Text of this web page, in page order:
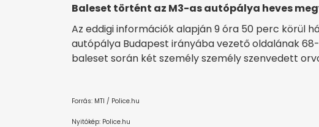
Baleset történt az M3-as autópálya heves
Az eddigi információk alapján 9 óra 50 perc körül
autópálya Budapest irányába vezető oldalának
baleset során két személy személy szenvedett
Forrás: MTI / Police.hu
Nyitókép: Police.hu